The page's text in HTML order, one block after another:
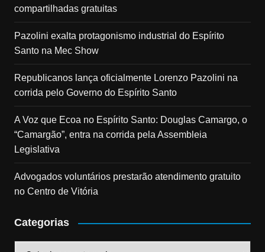
compartilhadas gratuitas
Pazolini exalta protagonismo industrial do Espírito
Santo na Mec Show
Republicanos lança oficialmente Lorenzo Pazolini na
corrida pelo Governo do Espírito Santo
A Voz que Ecoa no Espírito Santo: Douglas Camargo, o
“Camargão”, entra na corrida pela Assembleia
Legislativa
Advogados voluntários prestarão atendimento gratuito
no Centro de Vitória
Categorias